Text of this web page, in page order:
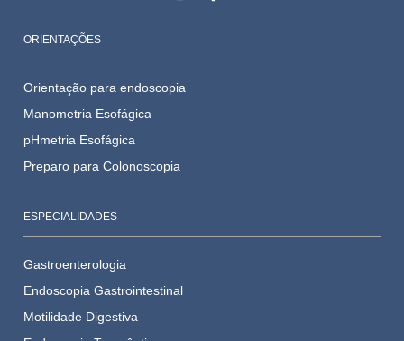
ORIENTAÇÕES
Orientação para endoscopia
Manometria Esofágica
pHmetria Esofágica
Preparo para Colonoscopia
ESPECIALIDADES
Gastroenterologia
Endoscopia Gastrointestinal
Motilidade Digestiva